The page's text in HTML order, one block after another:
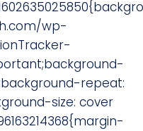
wp-
repeat:
size: cover